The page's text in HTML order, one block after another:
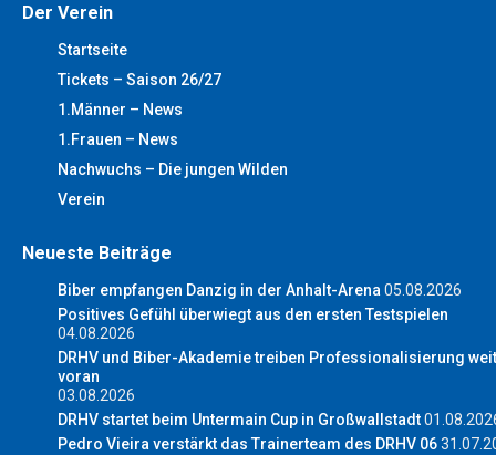
Der Verein
Startseite
Tickets – Saison 26/27
1.Männer – News
1.Frauen – News
Nachwuchs – Die jungen Wilden
Verein
Neueste Beiträge
Biber empfangen Danzig in der Anhalt-Arena 05.08.2026
Positives Gefühl überwiegt aus den ersten Testspielen
04.08.2026
DRHV und Biber-Akademie treiben Professionalisierung
voran
03.08.2026
DRHV startet beim Untermain Cup in Großwallstadt
Pedro Vieira verstärkt das Trainerteam des DRHV 06